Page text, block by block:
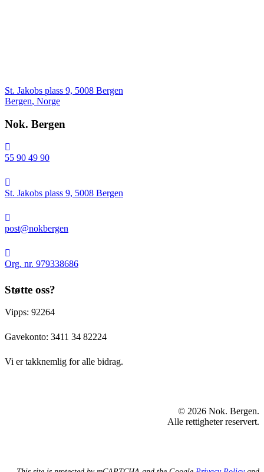
St. Jakobs plass 9, 5008 Bergen
Bergen, Norge
Nok. Bergen
55 90 49 90
Jakobs
5008
Bergen
St. Jakobs plass 9, 5008 Bergen
post@nokbergen
nr.
Org. nr. 979338686
Støtte oss?
Vipps: 92264
Gavekonto: 3411 34 82224
Vi er takknemlig for alle bidrag.
© 2026 Nok. Bergen.
Alle rettigheter reservert.